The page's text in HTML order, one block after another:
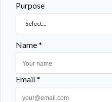
Purpose
Select...
Name *
Email *